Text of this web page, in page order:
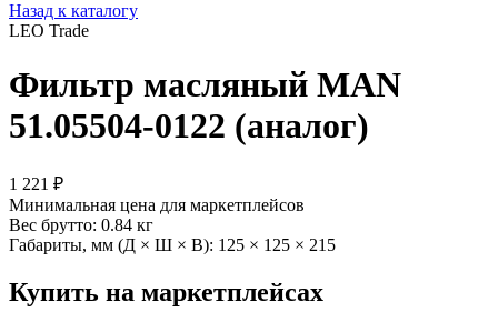
Назад к каталогу
LEO Trade
Фильтр масляный MAN
51.05504-0122 (аналог)
1 221 ₽
Минимальная цена для маркетплейсов
Вес брутто: 0.84 кг
Габариты, мм (Д × Ш × В): 125 × 125 × 215
Купить на маркетплейсах